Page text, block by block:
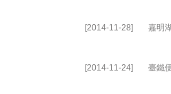
[2014-11-28] 嘉明
[2014-11-24] 臺鐵